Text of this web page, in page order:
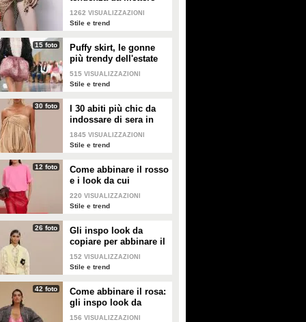
nella valigia dell'estate
2026
1262 VISUALIZZAZIONI
Stile e trend
15 foto
Puffy skirt, le gonne
più trendy dell'estate
2026 sono quelle a
palloncino
515 VISUALIZZAZIONI
Stile e trend
30 foto
I 30 abiti più chic da
indossare di sera in
estate
1845 VISUALIZZAZIONI
Stile e trend
12 foto
Come abbinare il rosso
e i look da cui
prendere ispirazione
220 VISUALIZZAZIONI
Stile e trend
26 foto
Gli inspo look da
copiare per abbinare il
giallo
152 VISUALIZZAZIONI
Stile e trend
42 foto
Come abbinare il rosa:
gli inspo look da
copiare
156 VISUALIZZAZIONI